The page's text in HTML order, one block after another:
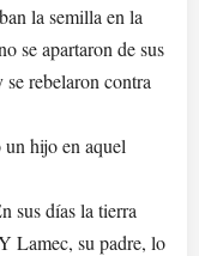
la semilla en la
se apartaron de sus
rebelaron contra
hijo en aquel
sus días la tierra
Lamec, su padre, lo